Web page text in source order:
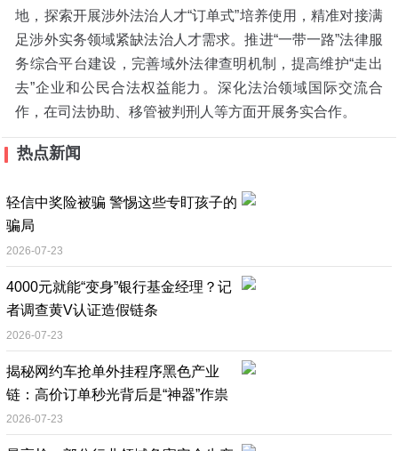
地，探索开展涉外法治人才“订单式”培养使用，精准对接满
足涉外实务领域紧缺法治人才需求。推进“一带一路”法律服
务综合平台建设，完善域外法律查明机制，提高维护“走出
去”企业和公民合法权益能力。深化法治领域国际交流合
作，在司法协助、移管被判刑人等方面开展务实合作。
热点新闻
轻信中奖险被骗 警惕这些专盯孩子的
骗局
2026-07-23
4000元就能“变身”银行基金经理？记
者调查黄V认证造假链条
2026-07-23
揭秘网约车抢单外挂程序黑色产业
链：高价订单秒光背后是“神器”作祟
2026-07-23